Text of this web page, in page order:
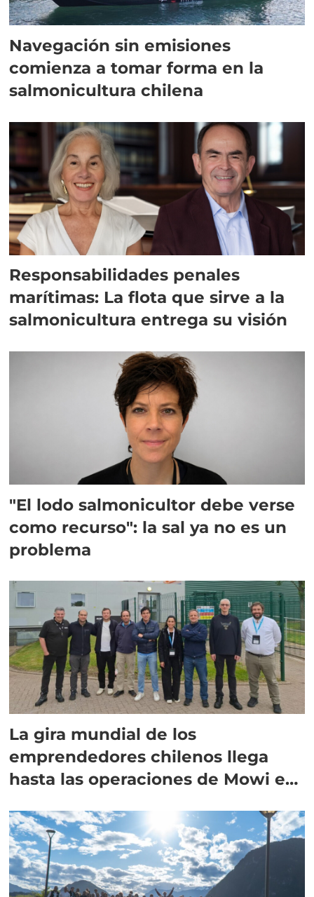
Navegación sin emisiones
comienza a tomar forma en la
salmonicultura chilena
Responsabilidades penales
marítimas: La flota que sirve a la
salmonicultura entrega su visión
"El lodo salmonicultor debe verse
como recurso": la sal ya no es un
problema
La gira mundial de los
emprendedores chilenos llega
hasta las operaciones de Mowi en